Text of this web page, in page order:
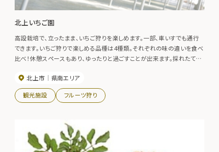
北上いちご園
高設栽培で、立ったまま、いちご狩りを楽しめます。一部、車いすでも通行
できます。いちご狩りで楽しめる品種は4種類。それぞれの味の違いを食べ
比べ！休憩スペースもあり、ゆったりと過ごすことが出来ます。採れたてい
北上市
県南エリア
観光施設 フルーツ狩り